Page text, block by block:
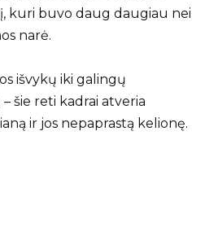
kuri buvo daug daugiau nei
narė.
išvykų iki galingų
šie reti kadrai atveria
ir jos nepaprastą kelionę.